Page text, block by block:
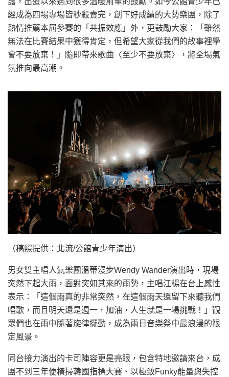
經成為四場專場皆秒殺賣完，創下好成績的大勢樂團，除了
熱情推薦本屆參賽的「共振效應」外，更鼓勵大家：「雖然
無法在比賽結果中獲得肯定，但希望大家從我們的故事裡學
會不要放棄！」隨即帶來歌曲〈至少不要放棄〉，將全場氣
氛推向最高潮。
（稿照提供：北流/公館青少年演出）
男女雙主唱人氣樂團溫蒂漫步Wendy Wander演出時，現場
突然下起大雨，面對突如其來的雨勢，主唱江楊在台上感性
表示：「這個雨真的非常突然，在這個雨天還留下來聽我們
唱歌，而且明天還是週一，加油，人生就是一場挑戰！」觀
眾們也在雨中隨著旋律擺動，成為兩日音樂祭中最浪漫的限
定風景。
同台接力演出的卡司陣容更是亮眼，包含特地邀請來台，成
團不到三年便橫掃韓國指標大賽、以極致Funky能量與失控